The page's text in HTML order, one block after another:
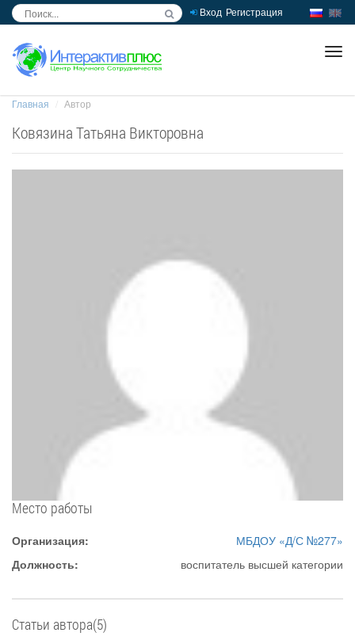
Вход Регистрация
Главная Автор
Ковязина Татьяна Викторовна
Место работы
Организация:
МБДОУ «Д/С №277»
Должность:
воспитатель высшей категории
Статьи автора(5)